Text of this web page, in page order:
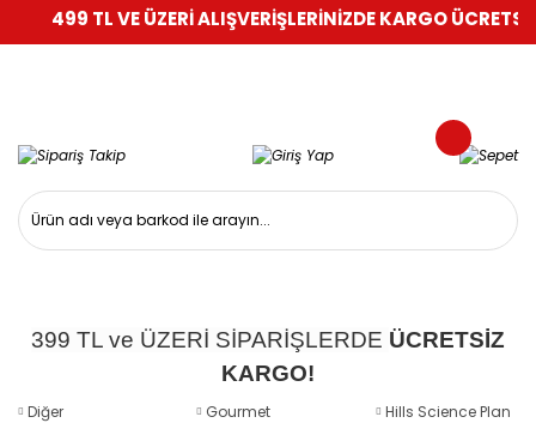
499 TL VE ÜZERİ ALIŞVERİŞLERİNİZDE KARGO ÜCRETSİZ!
399 TL ve ÜZERİ SİPARİŞLERDE ÜCRETSİZ
KARGO!
Diğer Gourmet Hills Science Plan